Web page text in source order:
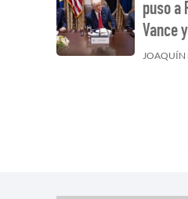
puso a
Vance
JOAQUÍN